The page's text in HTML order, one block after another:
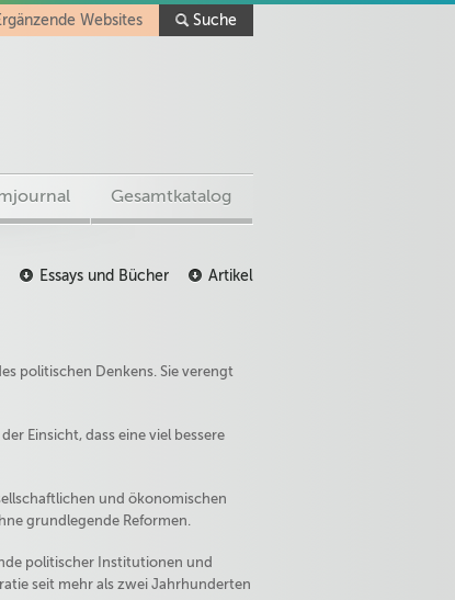
Websites Suche
Gesamtkatalog
Essays und Bücher Artikel
politischen Denkens. Sie verengt
Einsicht, dass eine viel bessere
und ökonomischen
grundlegende Reformen.
politischer Institutionen und
seit mehr als zwei Jahrhunderten